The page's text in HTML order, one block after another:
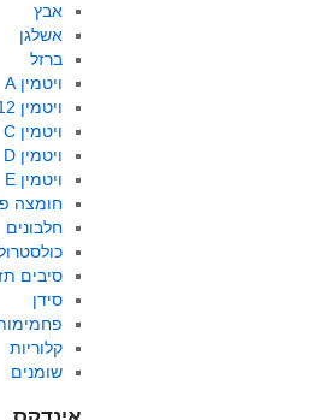
אבץ
אשלגן
ברזל
ויטמין A
ויטמין B12
ויטמין C
ויטמין D
ויטמין E
חומצה
חלבונים
סיבים
סידן
קלוריות
שומנים